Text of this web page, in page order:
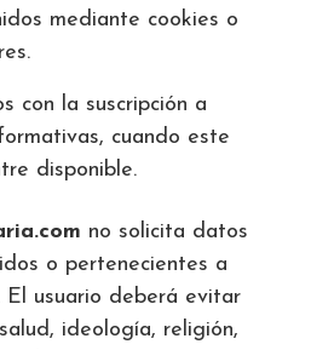
mediante cookies o
con la suscripción a
cuando este
disponible.
no solicita datos
o pertenecientes a
El usuario deberá evitar
ideología, religión,